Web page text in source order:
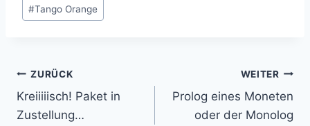
#Tango Orange
Beitragsnavigation
ZURÜCK
Kreiiiiisch! Paket in
Zustellung…
WEITER
Prolog eines Moneten
oder der Monolog